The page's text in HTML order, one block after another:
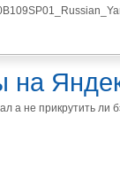
на
не прикрутить ли